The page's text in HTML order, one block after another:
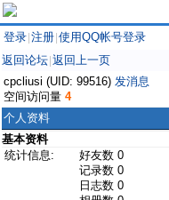
登录 注册 使用QQ帐号登录
返回论坛 返回上一页
cpcliusi (UID: 99516) 发消息
空间访问量 4
个人资料
基本资料
统计信息:
好友数 0
记录数 0
日志数 0